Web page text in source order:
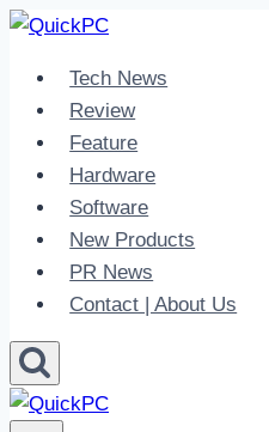
Skip
contentTech News
Review
Feature
Hardware
Software
New Products
PR News
Contact | About Us